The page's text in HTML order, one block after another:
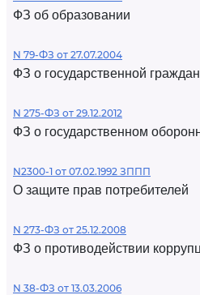
ФЗ об образовании
N 79-ФЗ от 27.07.2004
ФЗ о государственной
N 275-ФЗ от 29.12.2012
ФЗ о государственном
N2300-1 от 07.02.1992 ЗППП
О защите прав потребителей
N 273-ФЗ от 25.12.2008
ФЗ о противодействии
N 38-ФЗ от 13.03.2006